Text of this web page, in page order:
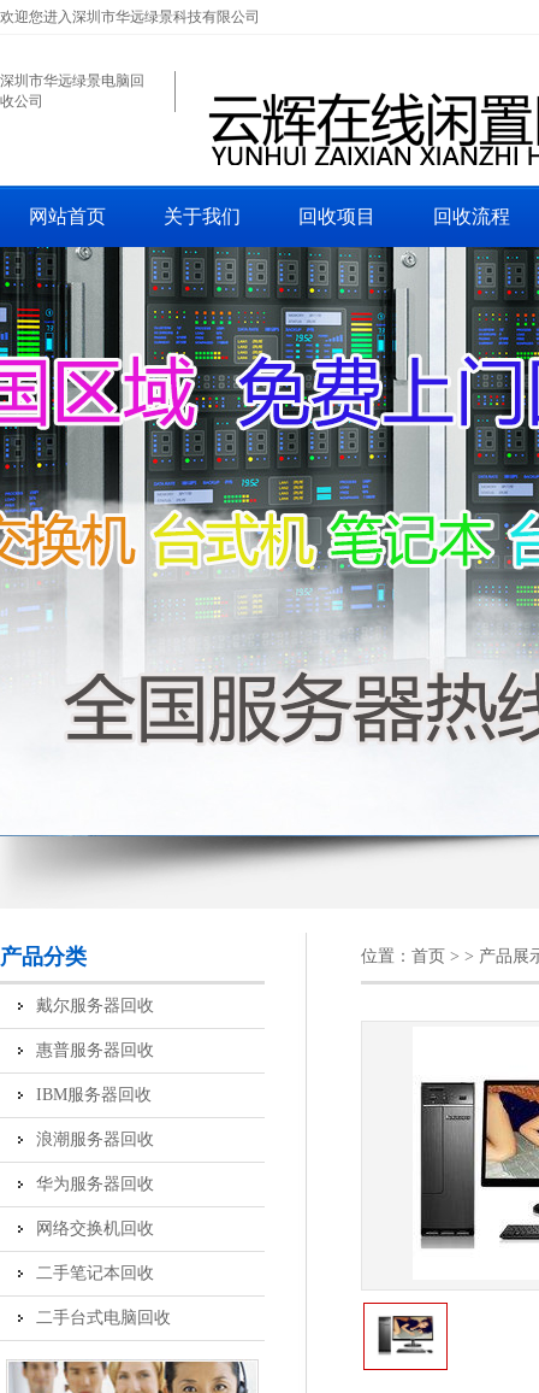
欢迎您进入深圳市华远绿景科技有限公司
深圳市华远绿景电脑回
收公司
网站首页 关于我们 回收项目 回收流程
产品分类
戴尔服务器回收
惠普服务器回收
IBM服务器回收
浪潮服务器回收
华为服务器回收
网络交换机回收
二手笔记本回收
二手台式电脑回收
位置： 首页 > > 产品展